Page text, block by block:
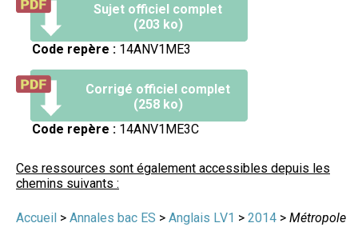
Sujet officiel complet
(203 ko)
Code repère : 14ANV1ME3
Corrigé officiel complet
(258 ko)
Code repère : 14ANV1ME3C
Ces ressources sont également accessibles depuis les
chemins suivants :
Accueil > Annales bac ES > Anglais LV1 > 2014 > Métropole